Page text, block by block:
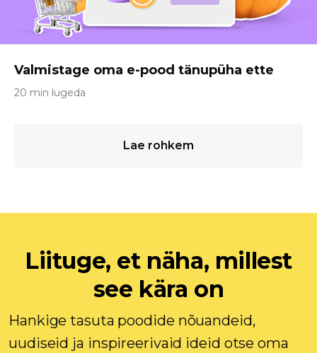
Valmistage oma e-pood tänupüha ette
20 min lugeda
Lae rohkem
Liituge, et näha, millest
see kära on
Hankige tasuta poodide nõuandeid,
uudiseid ja inspireerivaid ideid otse oma